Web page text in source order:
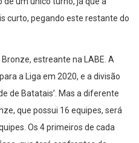
de um único turno, já que a
curto, pegando este restante do
estreante na LABE. A
a Liga em 2020, e a divisão
de Batatais’. Mas a diferente
que possui 16 equipes, será
Os 4 primeiros de cada